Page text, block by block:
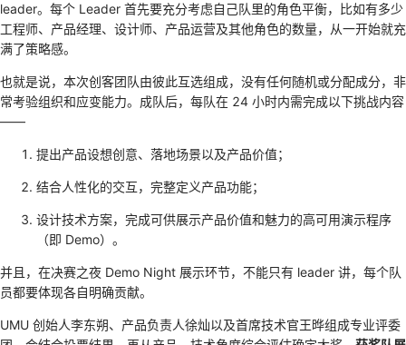
leader。每个 Leader 首先要充分考虑自己队里的角色平衡，比如有多少
工程师、产品经理、设计师、产品运营及其他角色的数量，从一开始就充
满了策略感。
也就是说，本次创客团队由彼此互选组成，没有任何随机或分配成分，非
常考验组织和应变能力。成队后，每队在 24 小时内需完成以下挑战内容
——
提出产品设想创意、落地场景以及产品价值；
结合人性化的交互，完整定义产品功能；
设计技术方案，完成可供展示产品价值和魅力的高可用演示程序
（即 Demo）。
并且，在决赛之夜 Demo Night 展示环节，不能只有 leader 讲，每个队
员都要体现各自明确贡献。
UMU 创始人李东朔、产品负责人徐灿以及首席技术官王晔组成专业评委